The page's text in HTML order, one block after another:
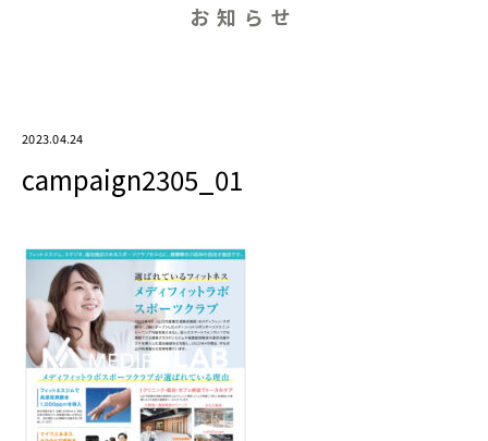
お知らせ
2023.04.24
campaign2305_01